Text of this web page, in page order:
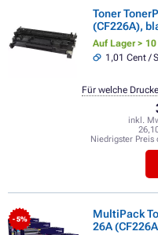
Toner
(CF226A),
Auf Lager >
1,01 Cent /
inkl.
Niedrigster Preis
Für welche
- 5%
MultiPack
26A